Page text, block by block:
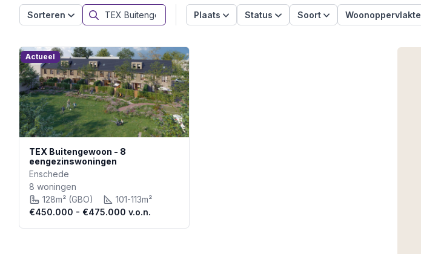
Sorteren Plaats Status Soort Woonoppervlakte
Actueel
TEX Buitengewoon - 8
eengezinswoningen
Enschede
8 woningen
128m²(GBO)
101-113m²
€450.000 - €475.000 v.o.n.